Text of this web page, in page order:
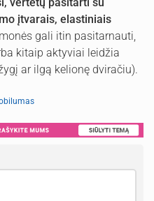
įtvarais, elastiniais
gali itin pasitarnauti,
kitaip aktyviai leidžia
ar ilgą kelionę dviračiu).